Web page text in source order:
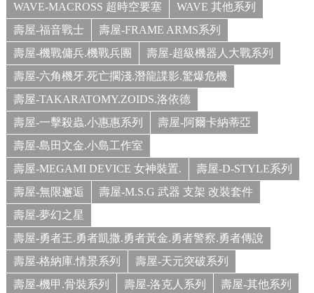
WAVE-MACROSS 超時空要塞
WAVE 其他系列
壽屋-福音戰士
壽屋-FRAME ARMS系列
壽屋-機戰傭兵.機戰兵團
壽屋-超級機器人大戰系列
壽屋-六角機牙.死亡擱淺.潛龍諜影.驚爆危機
壽屋-TAKARATOMY.ZOIDS.洛依德
壽屋-一擊殺蟲.小惠惠系列
壽屋-阿爾卡納蒂亞
壽屋-島田文金.小島工作室
壽屋-MEGAMI DEVICE 女神裝置.
壽屋-D-STYLE系列
壽屋-無限邂逅
壽屋-M.S.G 武器 支架 改裝套件
壽屋-夢幻之星
壽屋-勇者王.勇者凱撒.勇者黃金.勇者警察.勇者傳說
壽屋-格納庫.情景系列
壽屋-天元突破系列
壽屋-機甲.骨裝系列
壽屋-洛克人系列
壽屋-其他系列